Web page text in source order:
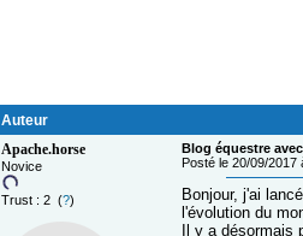
Auteur
Apache.horse
Novice
Trust : 2 (?)
Blog équestre
Posté le 20/09/2017
Bonjour, j'ai
l'évolution du
Il y a